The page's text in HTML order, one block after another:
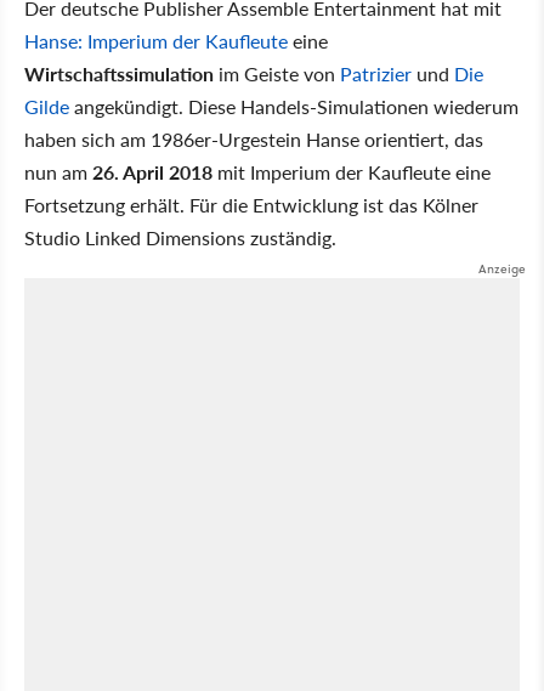
Der deutsche Publisher Assemble Entertainment hat mit
Hanse: Imperium der Kaufleuteeine
Wirtschaftssimulation im Geiste von Patrizier und Die
Gildeangekündigt. Diese Handels-Simulationen wiederum
haben sich am 1986er-Urgestein Hanse orientiert, das
nun am26. April 2018 mit Imperium der Kaufleute eine
Fortsetzung erhält. Für die Entwicklung ist das Kölner
Studio Linked Dimensions zuständig.